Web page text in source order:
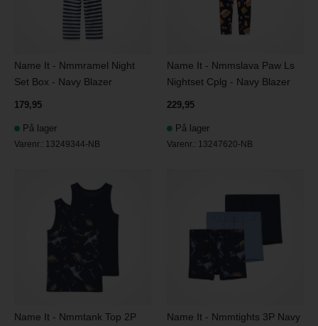
Name It - Nmmramel Night
Set Box - Navy Blazer
179,95
På lager
Varenr.: 13249344-NB
Name It - Nmmslava Paw Ls
Nightset Cplg - Navy Blazer
229,95
På lager
Varenr.: 13247620-NB
Name It - Nmmtank Top 2P
Name It - Nmmtights 3P Navy